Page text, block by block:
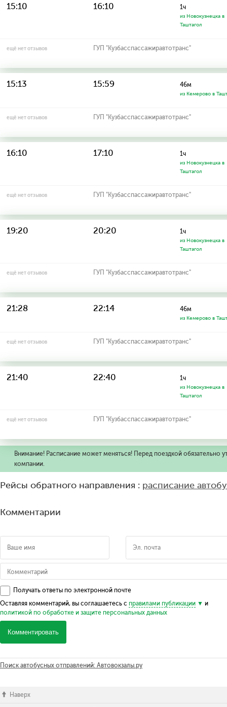
15:10 16:10 1ч
из Новокузнецка в
Таштагол
ещё нет отзывов ГУП "Кузбасспассажиравтотранс"
15:13 15:59 46м
из Кемерово в
ещё нет отзывов ГУП "Кузбасспассажиравтотранс"
16:10 17:10 1ч
из Новокузнецка в
Таштагол
ещё нет отзывов ГУП "Кузбасспассажиравтотранс"
19:20 20:20 1ч
из Новокузнецка в
Таштагол
ещё нет отзывов ГУП "Кузбасспассажиравтотранс"
21:28 22:14 46м
из Кемерово в
ещё нет отзывов ГУП "Кузбасспассажиравтотранс"
21:40 22:40 1ч
из Новокузнецка в
Таштагол
ещё нет отзывов ГУП "Кузбасспассажиравтотранс"
Внимание! Расписание может меняться! Перед поездкой обязательно
компании.
Рейсы обратного направления : расписание
Комментарии
Получать ответы по электронной почте
Оставляя комментарий, вы соглашаетесь с правилами публикации
и
политикой по обработке и защите персональных данных
Комментировать
Поиск автобусных отправлений: Автовокзалы.ру
Наверх